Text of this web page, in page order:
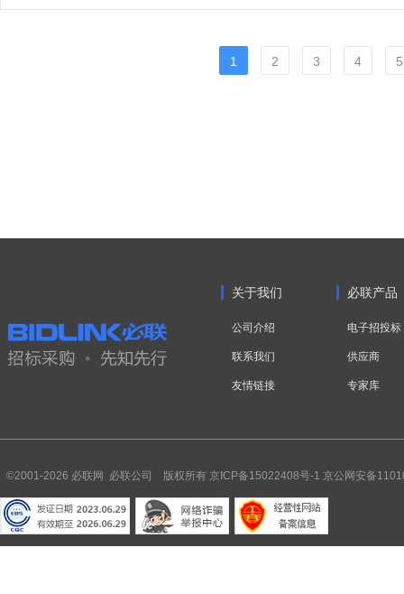
1 2 3 4 5
关于我们
公司介绍
联系我们
友情链接
必联产品
电子招投标
供应商
专家库
©2001-2026 必联网 必联公司 版权所有 京ICP备15022408号-1 京公网安备